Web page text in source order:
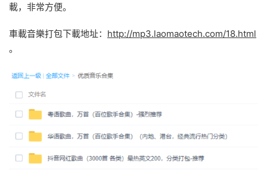
載，非常方便。
車載音樂打包下載地址： http://mp3.laomaotech.com/18.html
。